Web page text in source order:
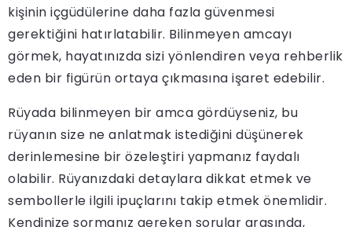
kişinin içgüdülerine daha fazla güvenmesi
gerektiğini hatırlatabilir. Bilinmeyen amcayı
görmek, hayatınızda sizi yönlendiren veya rehberlik
eden bir figürün ortaya çıkmasına işaret edebilir.
Rüyada bilinmeyen bir amca gördüyseniz, bu
rüyanın size ne anlatmak istediğini düşünerek
derinlemesine bir özeleştiri yapmanız faydalı
olabilir. Rüyanızdaki detaylara dikkat etmek ve
sembollerle ilgili ipuçlarını takip etmek önemlidir.
Kendinize sormanız gereken sorular arasında,